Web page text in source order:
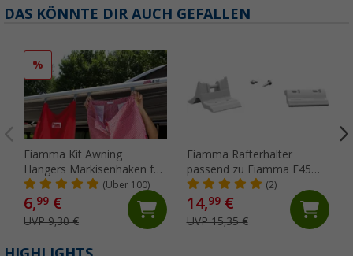
DAS KÖNNTE DIR AUCH GEFALLEN
%
Fiamma Kit Awning
Hangers Markisenhaken für
die Kederschiene(Über 100)
6,99 €
UVP 9,30 €
Fiamma Rafterhalter
passend zu Fiamma F45
S/L / ZIP
(2)
14,99€
UVP 15,35 €